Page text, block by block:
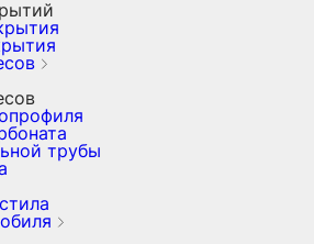
трубы